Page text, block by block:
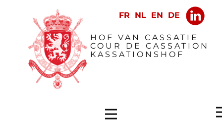
​HOF VAN CASSATIE
COUR DE CASSATION
KASSATIONSHOF